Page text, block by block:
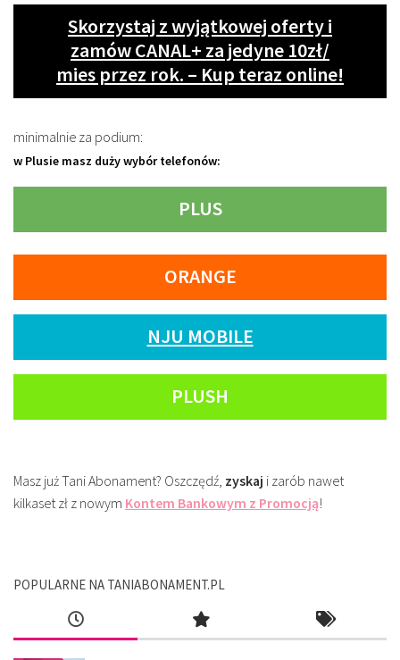
Skorzystaj z wyjątkowej oferty i
zamów CANAL+ za jedyne 10zł/
mies przez rok. – Kup teraz online!
minimalnie za podium:
w Plusie masz duży wybór telefonów:
PLUS
ORANGE
NJU MOBILE
PLUSH
Masz już Tani Abonament? Oszczędź, zyskaj i zarób nawet
kilkaset zł z nowym Kontem Bankowym z Promocją!
POPULARNE NA TANIABONAMENT.PL